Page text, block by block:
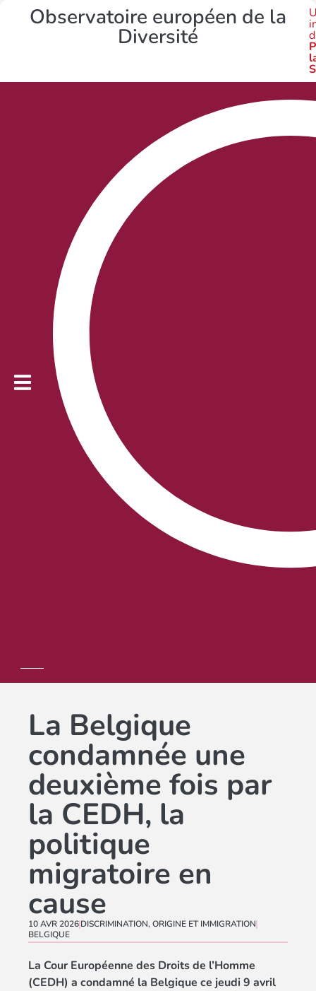
Observatoire européen de la
Diversité
La Belgique
condamnée une
deuxième fois par
la CEDH, la
politique
migratoire en
cause
10 AVR 2026DISCRIMINATION,ORIGINE ET IMMIGRATION
BELGIQUE
La Cour Européenne des Droits de l’Homme
(CEDH) a condamné la Belgique ce jeudi 9 avril